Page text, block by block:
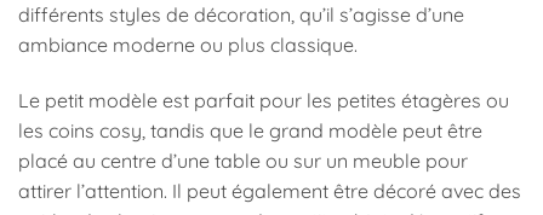
différents styles de décoration, qu’il s’agisse d’une
ambiance moderne ou plus classique.
Le petit modèle est parfait pour les petites étagères ou
les coins cosy, tandis que le grand modèle peut être
placé au centre d’une table ou sur un meuble pour
attirer l’attention. Il peut également être décoré avec des